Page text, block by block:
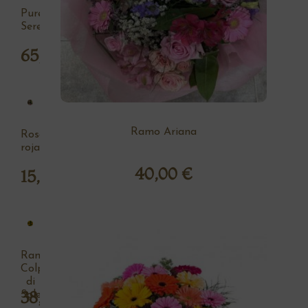
Ramo Ariana
40,00 €
Pureza
Serena
65,00
Rosa
roja
15,00
Ramo
Colpo
di
Sole
38,00